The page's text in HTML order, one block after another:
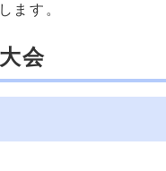
ます。
会